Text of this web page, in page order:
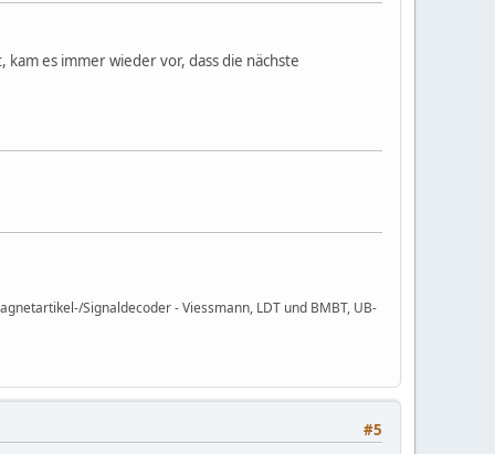
es immer wieder vor, dass die nächste
Signaldecoder - Viessmann, LDT und BMBT, UB-
#5